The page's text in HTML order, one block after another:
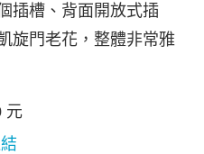
插槽、背面開放式插
旋門老花，整體非常雅
元